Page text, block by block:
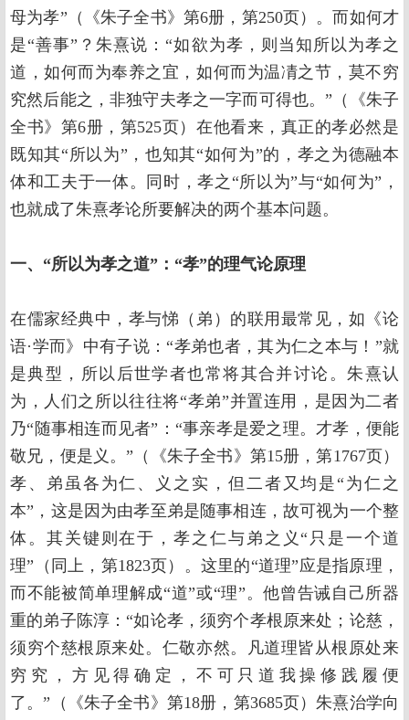
母为孝”（《朱子全书》第6册，第250页）。而如何才
是“善事”？朱熹说：“如欲为孝，则当知所以为孝之
道，如何而为奉养之宜，如何而为温凊之节，莫不穷
究然后能之，非独守夫孝之一字而可得也。”（《朱子
全书》第6册，第525页）在他看来，真正的孝必然是
既知其“所以为”，也知其“如何为”的，孝之为德融本
体和工夫于一体。同时，孝之“所以为”与“如何为”，
也就成了朱熹孝论所要解决的两个基本问题。
一、“所以为孝之道”：“孝”的理气论原理
在儒家经典中，孝与悌（弟）的联用最常见，如《论
语·学而》中有子说：“孝弟也者，其为仁之本与！”就
是典型，所以后世学者也常将其合并讨论。朱熹认
为，人们之所以往往将“孝弟”并置连用，是因为二者
乃“随事相连而见者”：“事亲孝是爱之理。才孝，便能
敬兄，便是义。”（《朱子全书》第15册，第1767页）
孝、弟虽各为仁、义之实，但二者又均是“为仁之
本”，这是因为由孝至弟是随事相连，故可视为一个整
体。其关键则在于，孝之仁与弟之义“只是一个道
理”（同上，第1823页）。这里的“道理”应是指原理，
而不能被简单理解成“道”或“理”。他曾告诫自己所器
重的弟子陈淳：“如论孝，须穷个孝根原来处；论慈，
须穷个慈根原来处。仁敬亦然。凡道理皆从根原处来
穷究，方见得确定，不可只道我操修践履便
了。”（《朱子全书》第18册，第3685页）朱熹治学向